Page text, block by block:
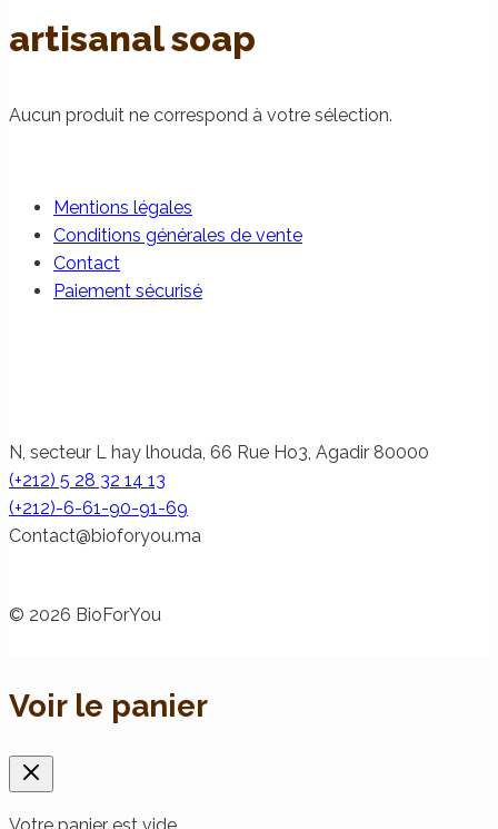
artisanal soap
Aucun produit ne correspond à votre sélection.
Mentions légales
Conditions générales de vente
Contact
Paiement sécurisé
N, secteur L hay lhouda, 66 Rue Ho3, Agadir 80000
(+212) 5 28 32 14 13
(+212)-6-61-90-91-69
am.uoyrofoib
@tcatnoC
© 2026 BioForYou
Voir le panier